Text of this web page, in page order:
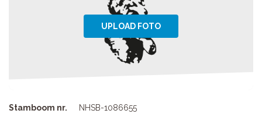
Stamboom nr.
NHSB-1086655